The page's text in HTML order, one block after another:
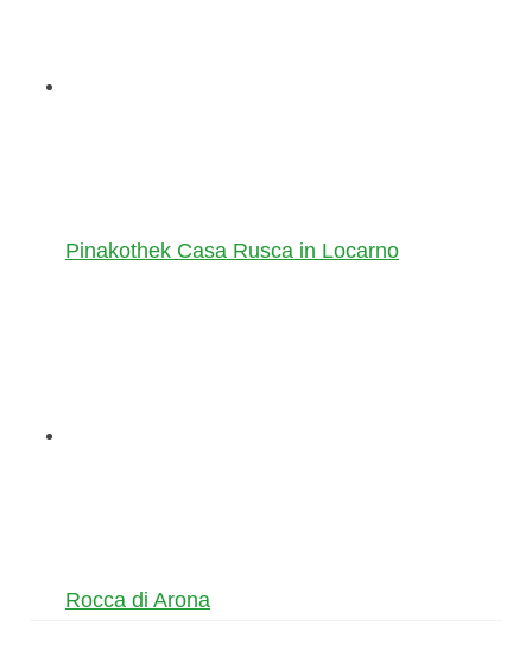
Pinakothek Casa Rusca in Locarno
Rocca di Arona